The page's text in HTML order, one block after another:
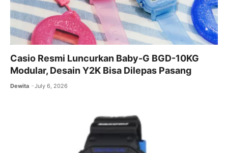
Casio Resmi Luncurkan Baby-G BGD-10KG
Modular, Desain Y2K Bisa Dilepas Pasang
Dewita July 6, 2026